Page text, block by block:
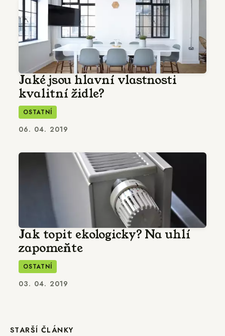
Jaké jsou hlavní vlastnosti
kvalitní židle?
OSTATNÍ
06. 04. 2019
Jak topit ekologicky? Na uhlí
zapomeňte
OSTATNÍ
03. 04. 2019
STARŠÍ ČLÁNKY